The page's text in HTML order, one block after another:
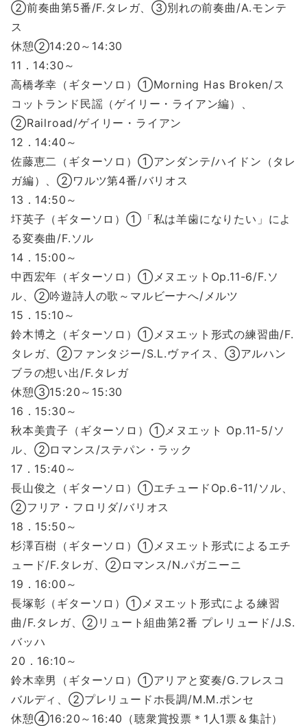
②前奏曲第5番/F.タレガ、③別れの前奏曲/A.モンテ
ス
休憩②14:20～14:30
11．14:30～
高橋孝幸（ギターソロ）①Morning Has Broken/ス
コットランド民謡（ゲイリー・ライアン編）、
②Railroad/ゲイリー・ライアン
12．14:40～
佐藤恵二（ギターソロ）①アンダンテ/ハイドン（タレ
ガ編）、②ワルツ第4番/バリオス
13．14:50～
圷英子（ギターソロ）①「私は羊歯になりたい」によ
る変奏曲/F.ソル
14．15:00～
中西宏年（ギターソロ）①メヌエットOp.11-6/F.ソ
ル、②吟遊詩人の歌～マルビーナへ/メルツ
15．15:10～
鈴木博之（ギターソロ）①メヌエット形式の練習曲/F.
タレガ、②ファンタジー/S.L.ヴァイス、③アルハン
ブラの想い出/F.タレガ
休憩③15:20～15:30
16．15:30～
秋本美貴子（ギターソロ）①メヌエット Op.11-5/ソ
ル、②ロマンス/ステパン・ラック
17．15:40～
長山俊之（ギターソロ）①エチュードOp.6-11/ソル、
②フリア・フロリダ/バリオス
18．15:50～
杉澤百樹（ギターソロ）①メヌエット形式によるエチ
ュード/F.タレガ、②ロマンス/N.パガニーニ
19．16:00～
長塚彰（ギターソロ）①メヌエット形式による練習
曲/F.タレガ、②リュート組曲第2番 プレリュード/J.S.
バッハ
20．16:10～
鈴木幸男（ギターソロ）①アリアと変奏/G.フレスコ
バルディ、②プレリュードホ長調/M.M.ポンセ
休憩④16:20～16:40（聴衆賞投票＊1人1票＆集計）